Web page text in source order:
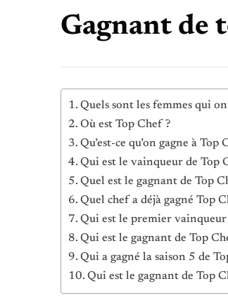
Gagnant de
Quels sont les femmes qui
Où est Top Chef ?
Qu’est-ce qu’on gagne à Top
Qui est le vainqueur de Top
Quel est le gagnant de Top
Quel chef a déjà gagné Top
Qui est le premier vainqueur
Qui est le gagnant de Top
Qui a gagné la saison 5 de
Qui est le gagnant de Top